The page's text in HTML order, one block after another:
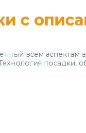
с
всем аспектам
посадки,